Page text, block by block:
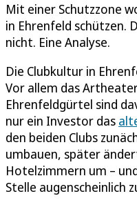
Mit einer Schutzzone
in Ehrenfeld schützen.
nicht. Eine Analyse.
Die Clubkultur in
Vor allem das
Ehrenfeldgürtel sind
nur ein Investor das
den beiden Clubs
umbauen, später
Hotelzimmern um –
Stelle augenscheinlich